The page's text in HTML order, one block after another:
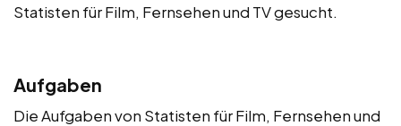
Statisten für Film, Fernsehen und TV gesucht.
Aufgaben
Die Aufgaben von Statisten für Film, Fernsehen und